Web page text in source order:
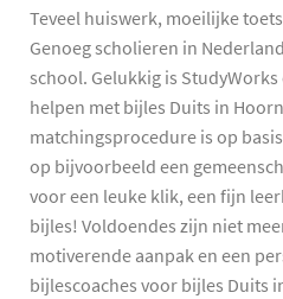
Teveel huiswerk, moeilijke
Genoeg scholieren in
school. Gelukkig is
helpen met bijles Duits in
matchingsprocedure is op
op bijvoorbeeld een
voor een leuke klik, een fijn
bijles! Voldoendes zijn niet
motiverende aanpak en een
bijlescoaches voor bijles Duits